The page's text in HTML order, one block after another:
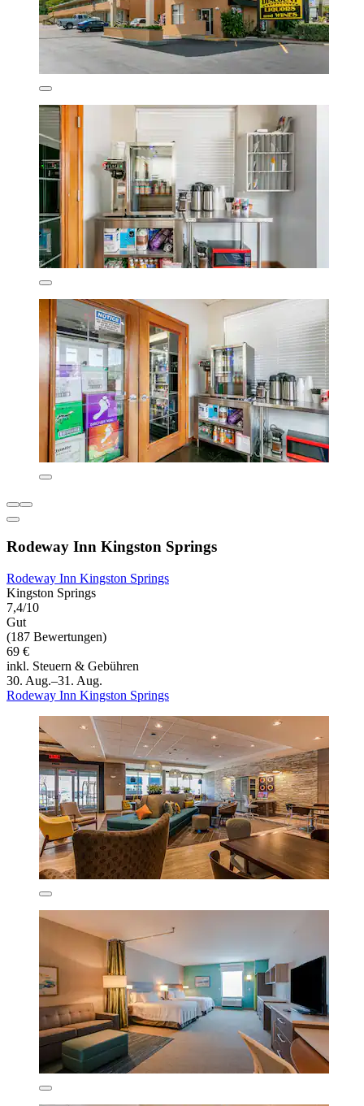
Rodeway Inn Kingston Springs
Rodeway Inn Kingston Springs
Kingston Springs
7,4/10
Gut
(187 Bewertungen)
69 €
inkl. Steuern & Gebühren
30. Aug.–31. Aug.
Rodeway Inn Kingston Springs